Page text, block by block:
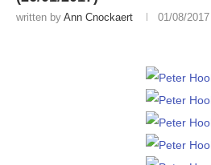
written by Ann Cnockaert 01/08/2017